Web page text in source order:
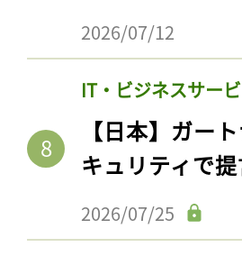
2026/07/12
IT・ビジネスサー
【日本】ガー
キュリティで
2026/07/25